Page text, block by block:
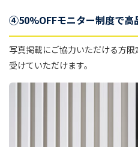
④50%OFFモニター制度で高
写真掲載にご協力いただける方
受けていただけます。